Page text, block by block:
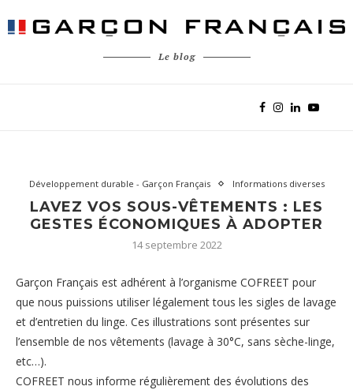
Le blog
Développement durable - Garçon Français Informations diverses
LAVEZ VOS SOUS-VÊTEMENTS : LES
GESTES ÉCONOMIQUES À ADOPTER
14 septembre 2022
Garçon Français est adhérent à l’organisme COFREET pour
que nous puissions utiliser légalement tous les sigles de lavage
et d’entretien du linge. Ces illustrations sont présentes sur
l’ensemble de nos vêtements (lavage à 30°C, sans sèche-linge,
etc…).
COFREET nous informe régulièrement des évolutions des